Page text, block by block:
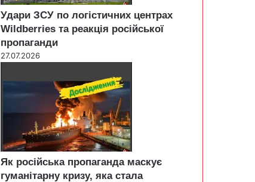
Удари ЗСУ по логістичних центрах
Wildberries та реакція російської
пропаганди
27.07.2026
Як російська пропаганда маскує
гуманітарну кризу, яка стала